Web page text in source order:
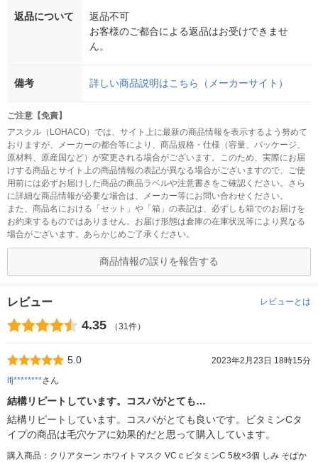
返品について
返品不可
お客様のご都合による返品はお受けできませ
ん。
備考 詳しい商品説明はこちら（メーカーサイト）
ご注意【免責】
アスクル（LOHACO）では、サイト上に最新の商品情報を表示するよう努めて
おりますが、メーカーの都合等により、商品規格・仕様（容量、パッケージ、
原材料、原産国など）が変更される場合がございます。このため、実際にお届
けする商品とサイト上の商品情報の表記が異なる場合がございますので、ご使
用前には必ずお届けした商品の商品ラベルや注意書きをご確認ください。さら
に詳細な商品情報が必要な場合は、メーカー等にお問い合わせください。
また、商品名における「セット」や「箱」の表記は、必ずしも箱でのお届けを
お約束するものではありません。お届け形態は倉庫の在庫状況等により異なる
場合がございます。あらかじめご了承ください。
商品情報の誤りを報告する
レビュー レビューとは
4.35 （31件）
5.0
2023年2月23日 18時15分
lfj********さん
結構リピートしています。コスパがとても…
結構リピートしています。コスパがとても良いです。ビタミンCタ
イプの商品は毛穴ケアに効果的だと思って購入しています。
購入商品：クリアターン ホワイトマスク VC c ビタミンC 5枚×3個 しみ そばか